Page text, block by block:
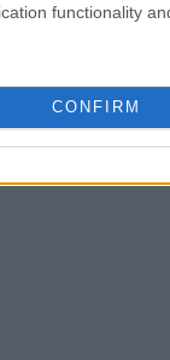
functionality
CONFIRM